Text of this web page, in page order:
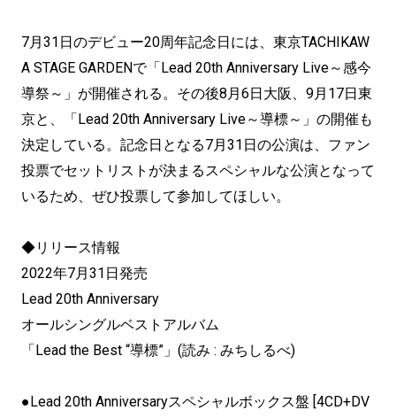
7月31日のデビュー20周年記念日には、東京TACHIKAW
A STAGE GARDENで「Lead 20th Anniversary Live～感今
導祭～」が開催される。その後8月6日大阪、9月17日東
京と、「Lead 20th Anniversary Live～導標～」の開催も
決定している。記念日となる7月31日の公演は、ファン
投票でセットリストが決まるスペシャルな公演となって
いるため、ぜひ投票して参加してほしい。
◆リリース情報
2022年7月31日発売
Lead 20th Anniversary
オールシングルベストアルバム
「Lead the Best “導標”」(読み : みちしるべ)
●Lead 20th Anniversaryスペシャルボックス盤 [4CD+DV